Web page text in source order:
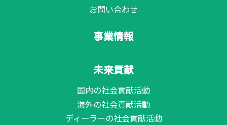
お問い合わせ
事業情報
未来貢献
国内の社会貢献活動
海外の社会貢献活動
ディーラーの社会貢献活動